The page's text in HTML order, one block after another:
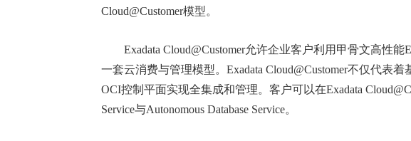
Cloud@Customer模型。
Exadata Cloud@Customer允许企业客户利用甲骨文高性能
一套云消费与管理模型。Exadata Cloud@Customer不仅代表
OCI控制平面实现全集成和管理。客户可以在Exadata
Service与Autonomous Database Service。